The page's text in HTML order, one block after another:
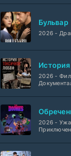
Бульвар
2026 -
2026 -
2026 -